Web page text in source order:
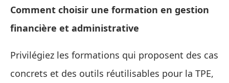
Comment choisir une formation en gestion
financière et administrative
Privilégiez les formations qui proposent des cas
concrets et des outils réutilisables pour la TPE,